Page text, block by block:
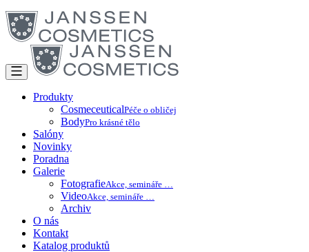
Produkty
CosmeceuticalPéče o obličej
BodyPro krásné tělo
Salóny
Novinky
Poradna
Galerie
FotografieAkce, semináře …
VideoAkce, semináře …
Archiv
O nás
Kontakt
Katalog produktů